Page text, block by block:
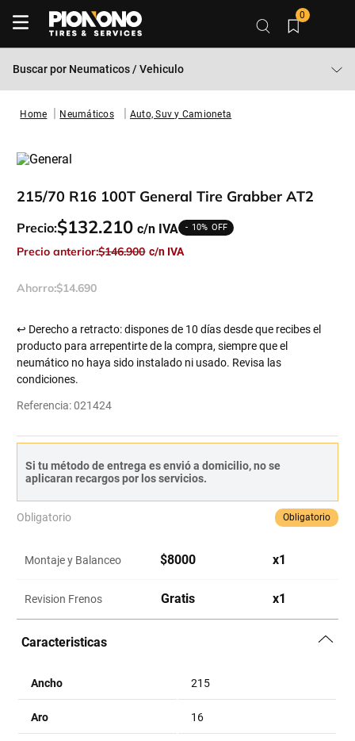
0
Buscar por Neumaticos / Vehiculo
Neumáticos Auto, Suv y Camioneta
215/70 R16 100T General Tire Grabber AT2
Precio:$132.210 10%
Precio anterior:$146.900
Ahorro:$14.690
↩ Derecho a retracto: dispones de 10 días desde que recibes el
producto para arrepentirte de la compra, siempre que el
neumático no haya sido instalado ni usado. Revisa las
condiciones.
Referencia:021424
Si tu método de entrega es envió a domicilio, no se
aplicaran recargos por los servicios.
Obligatorio Obligatorio
Montaje y Balanceo $8000 x1
Revision Frenos Gratis x1
Caracteristicas
Ancho 215
Aro 16